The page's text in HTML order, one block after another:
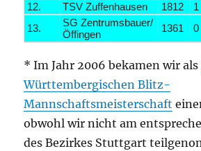
12.
TSV Zuffenhausen 1812 1
13.
SG Zentrumsbauer/
Öffingen
1361 0
* Im Jahr 2006 bekamen wir als
Württembergischen Blitz-
Mannschaftsmeisterschaft
obwohl wir nicht am
des Bezirkes Stuttgart